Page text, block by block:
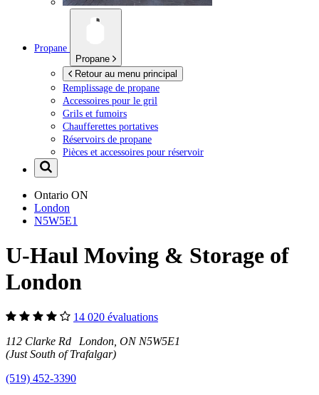
Propane
Propane
Retour au menu principal
Remplissage de propane
Accessoires pour le gril
Grils et fumoirs
Chaufferettes portatives
Réservoirs de propane
Pièces et accessoires pour réservoir
Ontario ON
London
N5W5E1
U-Haul Moving & Storage of
London
14 020 évaluations
112 Clarke Rd London, ON N5W5E1
(Just South of Trafalgar)
(519) 452-3390